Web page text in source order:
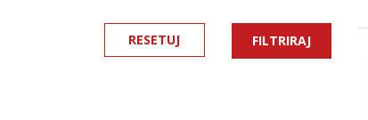
RESETUJ FILTRIRAJ